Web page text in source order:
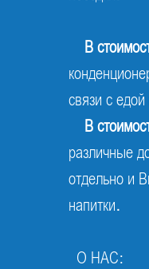
В
связи с
В
различные
отдельно и
напитки.
О НАС: